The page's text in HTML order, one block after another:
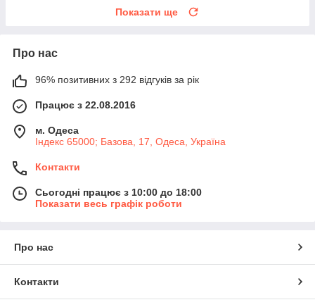
Показати ще
Про нас
96% позитивних з 292 відгуків за рік
Працює з 22.08.2016
м. Одеса
Індекс 65000; Базова, 17, Одеса, Україна
Контакти
Сьогодні працює з 10:00 до 18:00
Показати весь графік роботи
Про нас
Контакти